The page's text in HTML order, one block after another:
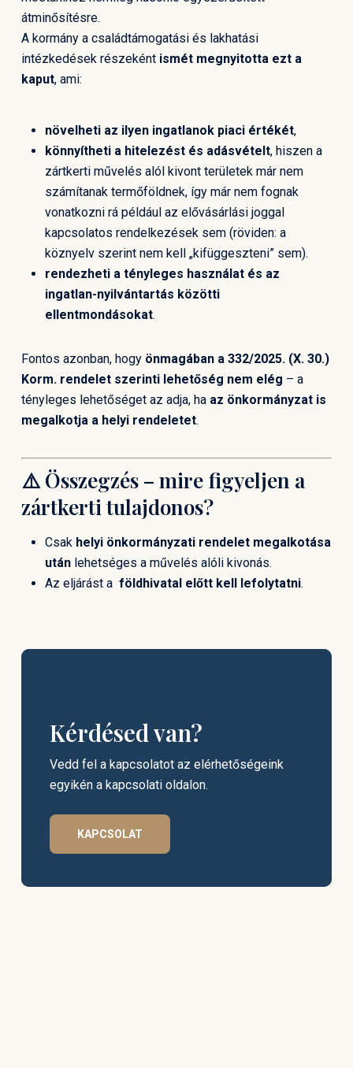
átminősítésre.
A kormány a családtámogatási és lakhatási
intézkedések részeként ismét megnyitotta ezt a
kaput, ami:
növelheti az ilyen ingatlanok piaci értékét,
könnyítheti a hitelezést és adásvételt, hiszen a
zártkerti művelés alól kivont területek már nem
számítanak termőföldnek, így már nem fognak
vonatkozni rá például az elővásárlási joggal
kapcsolatos rendelkezések sem (röviden: a
köznyelv szerint nem kell „kifüggeszteni” sem).
rendezheti a tényleges használat és az
ingatlan-nyilvántartás közötti
ellentmondásokat.
Fontos azonban, hogy önmagában a 332/2025. (X. 30.)
Korm. rendelet szerinti lehetőség nem elég – a
tényleges lehetőséget az adja, ha az önkormányzat is
megalkotja a helyi rendeletet.
⚠️ Összegzés – mire figyeljen a
zártkerti tulajdonos?
Csak helyi önkormányzati rendelet megalkotása
utánlehetséges a művelés alóli kivonás.
Az eljárást a földhivatal előtt kell lefolytatni.
Kérdésed van?
Vedd fel a kapcsolatot az elérhetőségeink
egyikén a kapcsolati oldalon.
KAPCSOLAT